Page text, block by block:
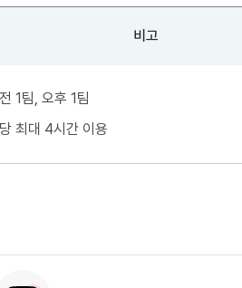
비고
1팀, 오후 1팀
최대 4시간 이용